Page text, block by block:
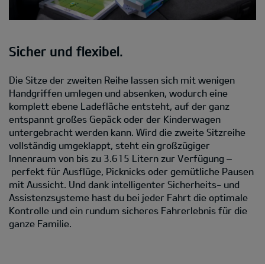
Sicher und flexibel.
Die Sitze der zweiten Reihe lassen sich mit wenigen
Handgriffen umlegen und absenken, wodurch eine
komplett ebene Ladefläche entsteht, auf der ganz
entspannt großes Gepäck oder der Kinderwagen
untergebracht werden kann. Wird die zweite Sitzreihe
vollständig umgeklappt, steht ein großzügiger
Innenraum von bis zu 3.615 Litern zur Verfügung –
perfekt für Ausflüge, Picknicks oder gemütliche Pausen
mit Aussicht. Und dank intelligenter Sicherheits- und
Assistenzsysteme hast du bei jeder Fahrt die optimale
Kontrolle und ein rundum sicheres Fahrerlebnis für die
ganze Familie.